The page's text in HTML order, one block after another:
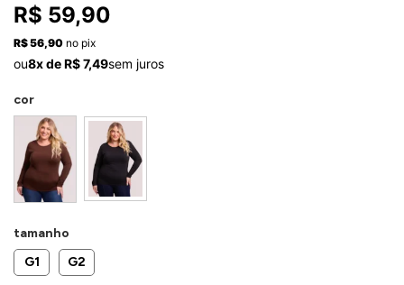
R$ 59,90
R$ 56,90 no pix
ou8x de R$ 7,49sem juros
cor
tamanho
G1
G2